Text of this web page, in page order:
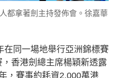
都拿著劍主持發佈會。徐嘉華
在同一場地舉行亞洲錦標賽
香港劍總主席楊穎新透露
，賽事約耗資2,000萬港